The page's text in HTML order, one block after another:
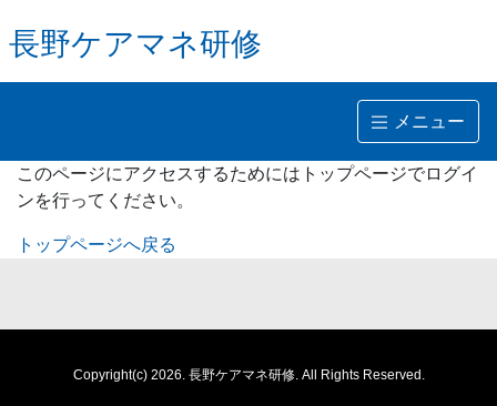
長野ケアマネ研修
メニュー
このページにアクセスするためにはトップページでログイ
ンを行ってください。
トップページへ戻る
Copyright(c) 2026. 長野ケアマネ研修. All Rights Reserved.